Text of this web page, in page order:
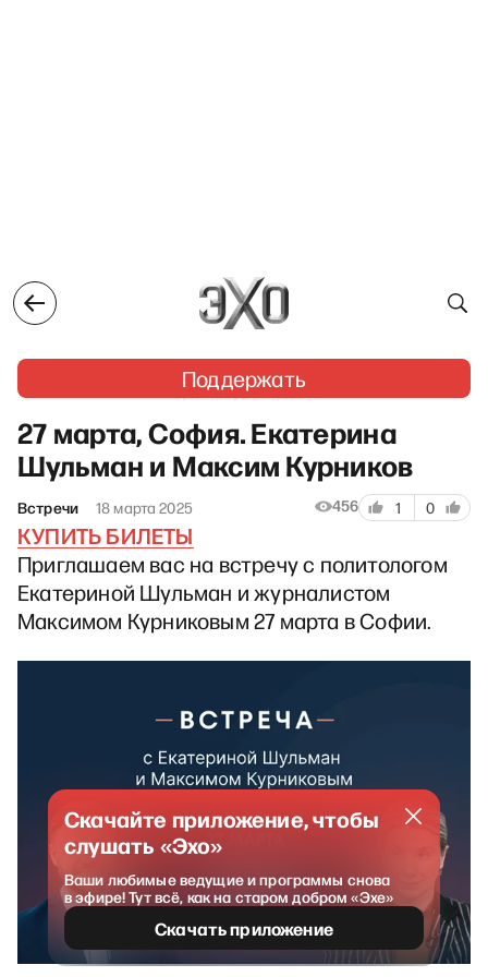
Поддержать
27 марта, София. Екатерина
Шульман и Максим Курников
Встречи 18 марта 2025 456 1 0
КУПИТЬ БИЛЕТЫ
Приглашаем вас на встречу с политологом
Екатериной Шульман и журналистом
Максимом Курниковым 27 марта в Софии.
Скачайте приложение, чтобы
слушать «Эхо»
Ваши любимые ведущие и программы снова
в эфире! Тут всё, как на старом добром «Эхе»
Скачать приложение